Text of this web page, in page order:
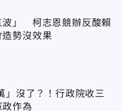
波」 柯志恩競辦反酸賴
勢沒效果
」沒了？！行政院收三
作為